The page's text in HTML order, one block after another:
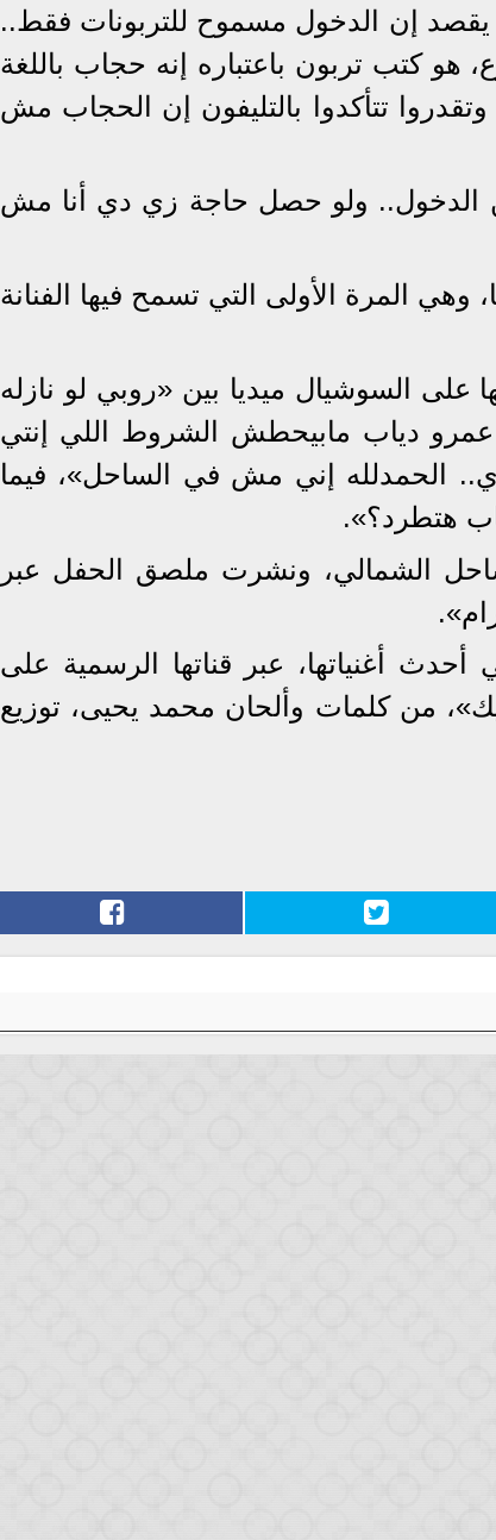
إن الدخول مسموح للتربونات فقط..
كتب تربون باعتباره إنه حجاب باللغة
تتأكدوا بالتليفون إن الحجاب مش
الدخول.. ولو حصل حاجة زي دي أنا مش
المرة الأولى التي تسمح فيها الفنانة
على السوشيال ميديا بين «روبي لو نازله
دياب مابيحطش الشروط اللي إنتي
الحمدلله إني مش في الساحل»، فيما
هتطرد؟».
الشمالي، ونشرت ملصق الحفل عبر
في 31 مايو الماضي أحدث أغنياتها، عبر قناتها الرسمية على
من كلمات وألحان محمد يحيى، توزيع